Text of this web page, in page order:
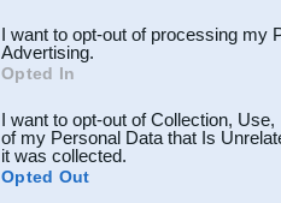
I want to opt-out of processing my
Advertising.
Opted In
I want to opt-out of Collection,
of my Personal Data that Is
it was collected.
Opted Out